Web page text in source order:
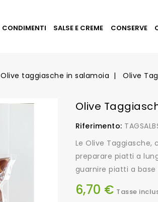
CONDIMENTI SALSE E CREME CONSERVE
Olive taggiasche in salamoia Olive
Olive
Riferimento:
Le Olive
preparare piatti a
guarnire piatti a base
6,70 € Tasse